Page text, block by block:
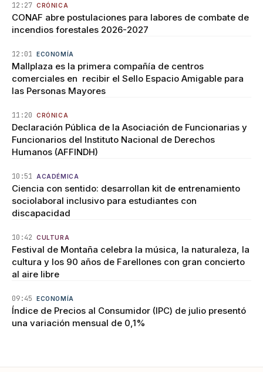
12:27 CRÓNICA
CONAF abre postulaciones para labores de combate de
incendios forestales 2026-2027
12:01 ECONOMÍA
Mallplaza es la primera compañía de centros
comerciales en recibir el Sello Espacio Amigable para
las Personas Mayores
11:20 CRÓNICA
Declaración Pública de la Asociación de Funcionarias y
Funcionarios del Instituto Nacional de Derechos
Humanos (AFFINDH)
10:51 ACADÉMICA
Ciencia con sentido: desarrollan kit de entrenamiento
sociolaboral inclusivo para estudiantes con
discapacidad
10:42 CULTURA
Festival de Montaña celebra la música, la naturaleza, la
cultura y los 90 años de Farellones con gran concierto
al aire libre
09:45 ECONOMÍA
Índice de Precios al Consumidor (IPC) de julio presentó
una variación mensual de 0,1%